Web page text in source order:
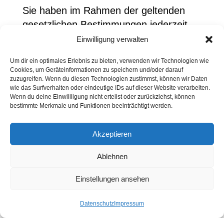
Einwilligung verwalten
Um dir ein optimales Erlebnis zu bieten, verwenden wir Technologien wie
Cookies, um Geräteinformationen zu speichern und/oder darauf
zuzugreifen. Wenn du diesen Technologien zustimmst, können wir Daten
wie das Surfverhalten oder eindeutige IDs auf dieser Website verarbeiten.
Wenn du deine Einwillligung nicht erteilst oder zurückziehst, können
bestimmte Merkmale und Funktionen beeinträchtigt werden.
Akzeptieren
Ablehnen
Einstellungen ansehen
Datenschutz Impressum
Sie haben im Rahmen der geltenden
gesetzlichen Bestimmungen jederzeit
das Recht auf unentgeltliche Auskunft
Ihre gespeicherten personenbezogenen
Daten, deren Herkunft und Empfänger
und den Zweck der Datenverarbeitung
und
ggf. ein Recht auf Berichtigung oder
Löschung dieser Daten. Hierzu sowie zu
sich jederzeit an uns wenden.
Recht auf